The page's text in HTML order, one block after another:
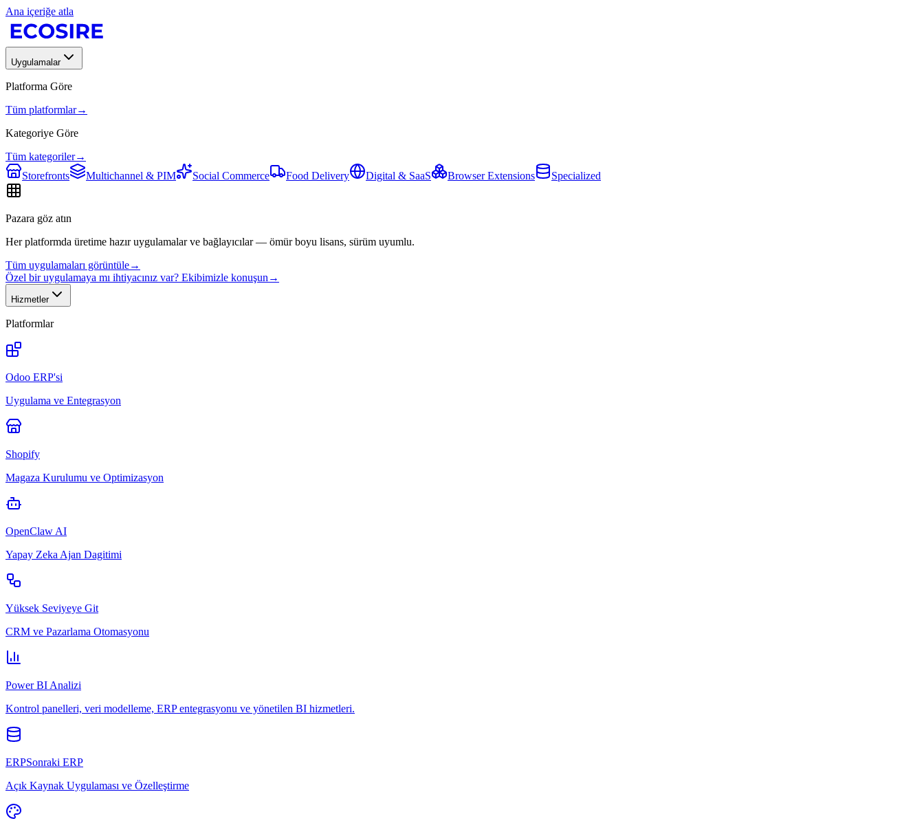
Ana içeriğe atla
Uygulamalar
Platforma Göre
Tüm platformlar→
Kategoriye Göre
Tüm kategoriler→
Storefronts
Multichannel & PIM Social Commerce Food Delivery Digital & SaaS Browser Extensions Specialized
Pazara göz atın
Her platformda üretime hazır uygulamalar ve bağlayıcılar — ömür boyu lisans, sürüm uyumlu.
Tüm uygulamaları görüntüle→
Özel bir uygulamaya mı ihtiyacınız var? Ekibimizle konuşun →
Hizmetler
Platformlar
Odoo ERP'si
Uygulama ve Entegrasyon
Shopify
Magaza Kurulumu ve Optimizasyon
OpenClaw AI
Yapay Zeka Ajan Dagitimi
Yüksek Seviyeye Git
CRM ve Pazarlama Otomasyonu
Power BI Analizi
Kontrol panelleri, veri modelleme, ERP entegrasyonu ve yönetilen BI hizmetleri.
ERPSonraki ERP
Açık Kaynak Uygulaması ve Özelleştirme